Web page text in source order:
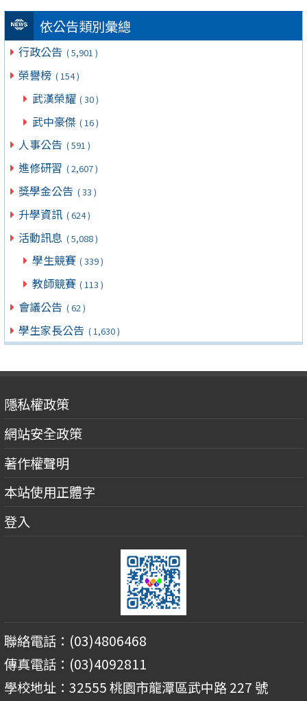
依公告類別彙總
行政公告 ( 5,901 )
榮譽榜 ( 154 )
武漢榮耀 ( 30 )
武中豪傑 ( 16 )
人事公告 ( 591 )
進修研習 ( 2,607 )
獎學金公告 ( 33 )
升學資訊 ( 624 )
活動訊息 ( 5,088 )
學生競賽 ( 339 )
教師競賽 ( 113 )
會議公告 ( 62 )
學生家長公告 ( 1,630 )
隱私權政策
網站安全政策
著作權聲明
本站使用正體字
登入
聯絡電話：(03)4806468
傳真電話：(03)4092811
學校地址：32555 桃園市龍潭區武中路 227 號